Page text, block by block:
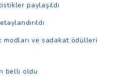
paylaşıldı
modları ve sadakat ödülleri
belli oldu